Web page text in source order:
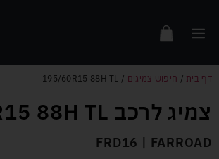
דף בית / חיפוש צמיגים /
195/60R15 88H TL
צמיג לרכב 195/60R15 88H TL
FRD16 | FARROAD